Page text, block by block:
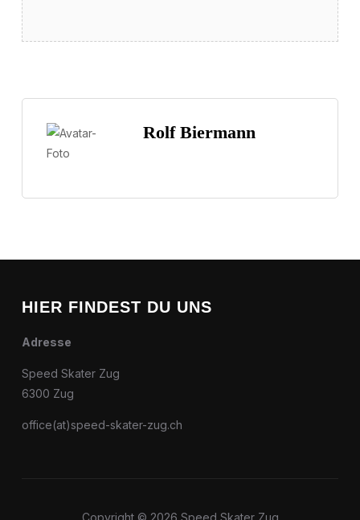
Rolf Biermann
HIER FINDEST DU UNS
Adresse
Speed Skater Zug
6300 Zug
office(at)speed-skater-zug.ch
Copyright © 2026 Speed Skater Zug